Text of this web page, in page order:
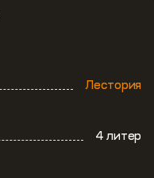
Лестория
4 литер